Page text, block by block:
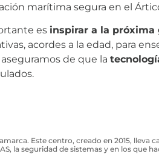
marítima segura en el
es inspirar a la próxima
acordes a la edad, para
de que la
Este centro, creado en 2015,
la seguridad de sistemas y en los que